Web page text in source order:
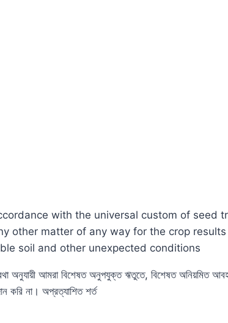
with the universal custom of seed
other matter of any way for the crop
soil and other unexpected conditions
অনুযায়ী আমরা বিশেষত অনুপযুক্ত ঋতুতে, বিশেষত অনিয়মিত
করি না। অপ্রত্যাশিত শর্ত